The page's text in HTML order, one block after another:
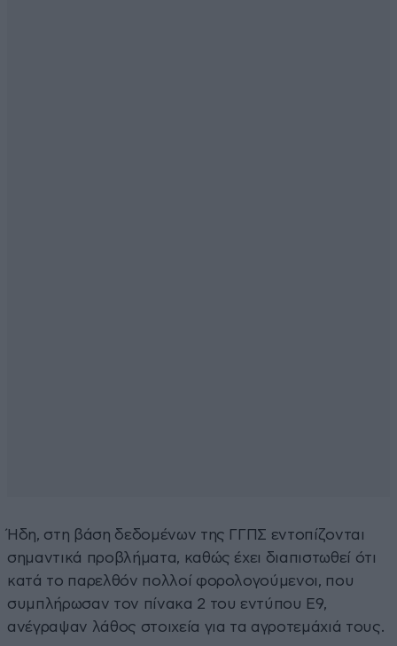
Ήδη, στη βάση δεδομένων της ΓΓΠΣ εντοπίζονται
σημαντικά προβλήματα, καθώς έχει διαπιστωθεί ότι
κατά το παρελθόν πολλοί φορολογούμενοι, που
συμπλήρωσαν τον πίνακα 2 του εντύπου Ε9,
ανέγραψαν λάθος στοιχεία για τα αγροτεμάχιά τους.